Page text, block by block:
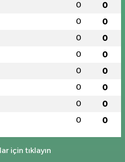
0 0
0 0
0 0
0 0
0 0
0 0
0 0
0 0
için tıklayın